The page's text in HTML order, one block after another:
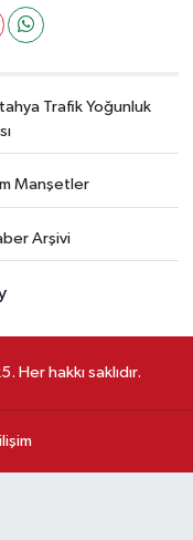
Trafik Yoğunluk
Manşetler
Arşivi
hakkı saklıdır.